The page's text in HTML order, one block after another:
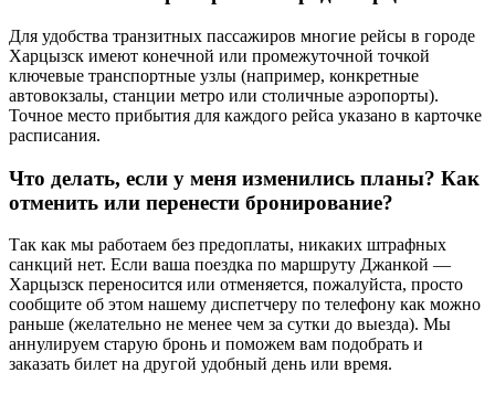
Для удобства транзитных пассажиров многие рейсы в городе
Харцызск имеют конечной или промежуточной точкой
ключевые транспортные узлы (например, конкретные
автовокзалы, станции метро или столичные аэропорты).
Точное место прибытия для каждого рейса указано в карточке
расписания.
Что делать, если у меня изменились планы? Как
отменить или перенести бронирование?
Так как мы работаем без предоплаты, никаких штрафных
санкций нет. Если ваша поездка по маршруту Джанкой —
Харцызск переносится или отменяется, пожалуйста, просто
сообщите об этом нашему диспетчеру по телефону как можно
раньше (желательно не менее чем за сутки до выезда). Мы
аннулируем старую бронь и поможем вам подобрать и
заказать билет на другой удобный день или время.